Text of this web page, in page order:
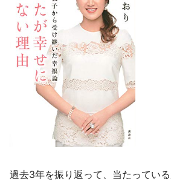
過去3年を振り返って、当たってい